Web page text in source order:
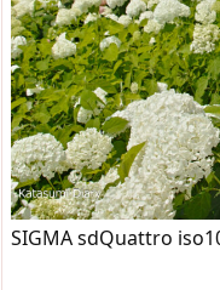
SIGMA sdQuattro